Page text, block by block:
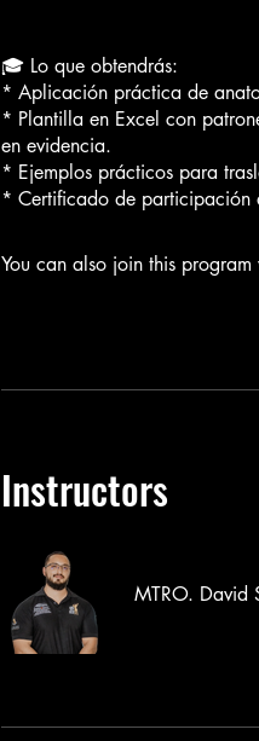
🎓 Lo que obtendrás:
* Aplicación práctica de
* Plantilla en Excel con
en evidencia.
* Ejemplos prácticos para
* Certificado de participación
You can also join this
Instructors
MTRO. David